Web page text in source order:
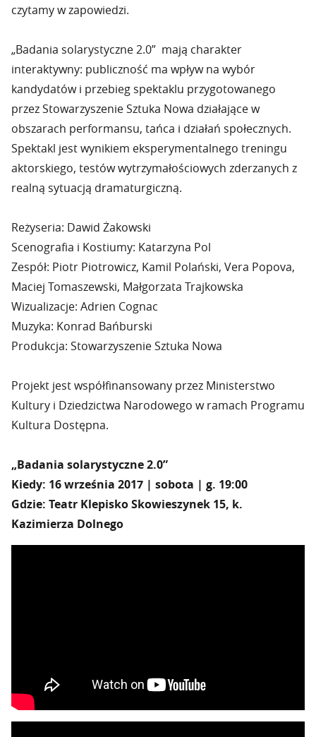
czytamy w zapowiedzi.
„Badania solarystyczne 2.0” mają charakter
interaktywny: publiczność ma wpływ na wybór
kandydatów i przebieg spektaklu przygotowanego
przez Stowarzyszenie Sztuka Nowa działające w
obszarach performansu, tańca i działań społecznych.
Spektakl jest wynikiem eksperymentalnego treningu
aktorskiego, testów wytrzymałościowych zderzanych z
realną sytuacją dramaturgiczną.
Reżyseria: Dawid Żakowski
Scenografia i Kostiumy: Katarzyna Pol
Zespół: Piotr Piotrowicz, Kamil Polański, Vera Popova,
Maciej Tomaszewski, Małgorzata Trajkowska
Wizualizacje: Adrien Cognac
Muzyka: Konrad Bańburski
Produkcja: Stowarzyszenie Sztuka Nowa
Projekt jest współfinansowany przez Ministerstwo
Kultury i Dziedzictwa Narodowego w ramach Programu
Kultura Dostępna.
„Badania solarystyczne 2.0”
Kiedy: 16 września 2017 | sobota | g. 19:00
Gdzie: Teatr Klepisko Skowieszynek 15, k.
Kazimierza Dolnego